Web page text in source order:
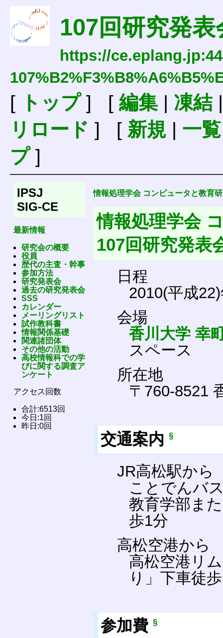
107回研究発表
https://
[ トップ] [ 編集| 凍結
リロード ] [ 新規| 一覧
プ]
IPSJ
SIG-CE
最新情報
研究会の概要
役員
歴代の主査・幹事
参加方法
研究発表会
過去の研究発表会
SSS
カレンダー
メーリングリスト
試作教科書
情報関係基礎
関連諸団体
その他の活動
高校情報科での学
びに関する調査ア
ンケート
アクセス回数
合計:6513回
今日:1回
昨日:0回
情報処理学会 コンピュータと教育
情報処理学会
107回研究発表
日程
2010(平成
会場
香川大学 幸
スペース
所在地
〒760-8521
交通案内§
JR高松駅から
ことでんバ
教育学部ま
歩1分
高松空港から
高松空港リ
り」下車徒
参加費§